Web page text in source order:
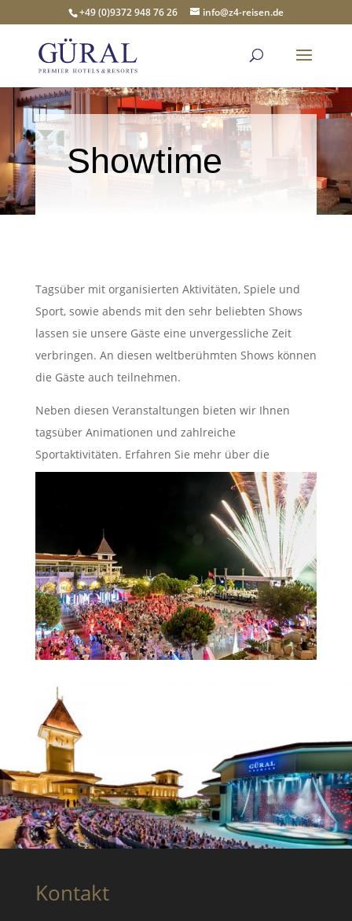
+49 (0)9372 948 76 26 info@z4-reisen.de
Showtime
Tagsüber mit organisierten Aktivitäten, Spiele und
Sport, sowie abends mit den sehr beliebten Shows
lassen sie unsere Gäste eine unvergessliche Zeit
verbringen. An diesen weltberühmten Shows können
die Gäste auch teilnehmen.
Neben diesen Veranstaltungen bieten wir Ihnen
tagsüber Animationen und zahlreiche
Sportaktivitäten. Erfahren Sie mehr über die
Unterhaltungsmöglichkeiten für Kinder.
Kontakt